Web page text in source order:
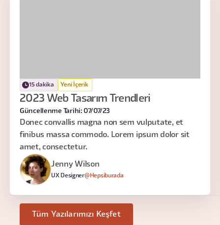
15 dakika Yeni İçerik
2023 Web Tasarım Trendleri
Güncellenme Tarihi: 07/07/23
Donec convallis magna non sem vulputate, et
finibus massa commodo. Lorem ipsum dolor sit
amet, consectetur.
Jenny Wilson
UX Designer@Hepsiburada
Tüm Yazılarımızı Keşfet